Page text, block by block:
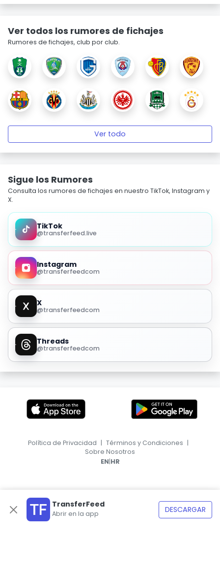
Ver todos los rumores de fichajes
Rumores de fichajes, club por club.
Ver todo
Sigue los Rumores
Consulta los rumores de fichajes en nuestro TikTok, Instagram y
X.
TikTok
@transferfeed.live
Instagram
@transferfeedcom
X
@transferfeedcom
Threads
@transferfeedcom
TransferFeed
Abrir en la app DESCARGAR
Política de Privacidad | Términos y Condiciones |
Sobre Nosotros
EN|HR